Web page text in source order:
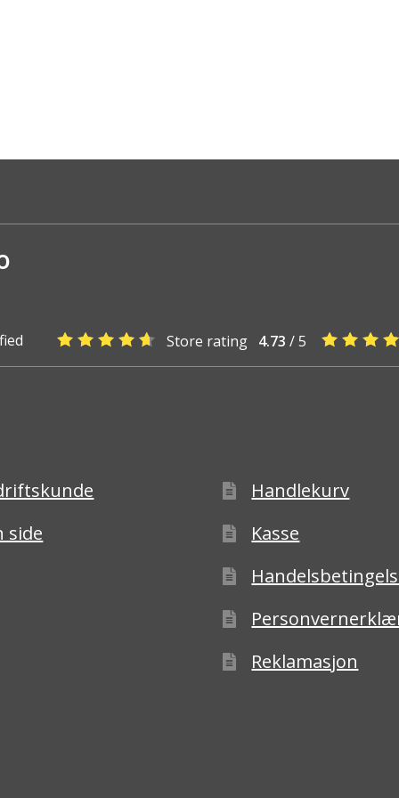
Store rating 4.73 / 5
side
Handlekurv
Kasse
Reklamasjon